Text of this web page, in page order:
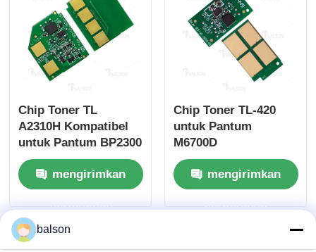
Chip Toner TL
A2310H Kompatibel
untuk Pantum BP2300
BP2300NW BP2300W
BM2300mengirimkan
permintaan
Chip Toner TL-420
untuk Pantum
M6700D
mengirimkan
permintaan
balson